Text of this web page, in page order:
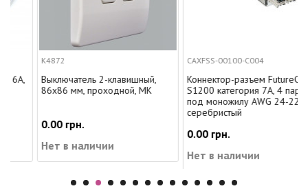
Выключатель 2-клавишный,
86x86 мм, проходной, MK
0.00 грн.
Нет в наличии
CAXFSS-00100-C004
Коннектор-разъем FutureCom
S1200 категория 7A, 4 пары,
под моножилу AWG 24-22,
серебристый
0.00 грн.
Нет в наличии